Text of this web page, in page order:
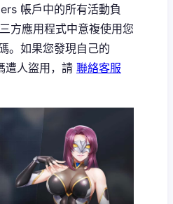
帳戶中的所有活動負
方應用程式中意複使用您
。如果您發現自己的
遭人盜用，請 聯絡客服